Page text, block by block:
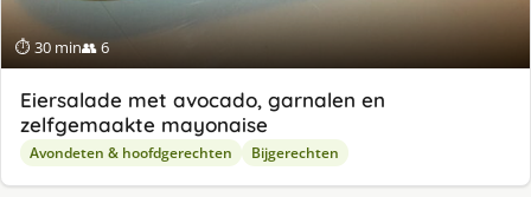
⏱ 30 min👥 6
Eiersalade met avocado, garnalen en
zelfgemaakte mayonaise
Avondeten & hoofdgerechten Bijgerechten